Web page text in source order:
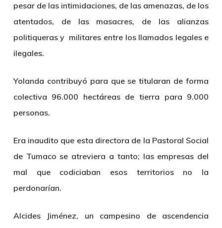
pesar de las intimidaciones, de las amenazas, de los
atentados, de las masacres, de las alianzas
politiqueras y militares entre los llamados legales e
ilegales.
Yolanda contribuyó para que se titularan de forma
colectiva 96.000 hectáreas de tierra para 9.000
personas.
Era inaudito que esta directora de la Pastoral Social
de Tumaco se atreviera a tanto; las empresas del
mal que codiciaban esos territorios no la
perdonarían.
Alcides Jiménez, un campesino de ascendencia